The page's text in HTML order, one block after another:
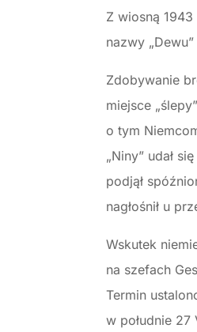
Z wiosną
nazwy
Zdobywanie
miejsce
o tym
„Niny” udał
podjął
nagłośnił u
Wskutek
na szefach
Termin
w południe